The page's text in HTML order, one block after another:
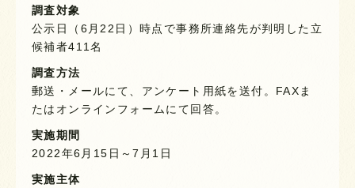
調査対象
公示日（6月22日）時点で事務所連絡先が判明した立
候補者411名
調査方法
郵送・メールにて、アンケート用紙を送付。FAXま
たはオンラインフォームにて回答。
実施期間
2022年6月15日～7月1日
実施主体